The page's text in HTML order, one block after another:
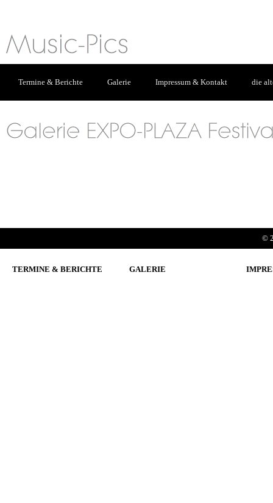
Termine & Berichte Galerie Impressum & Kontakt die
©
TERMINE & BERICHTE GALERIE